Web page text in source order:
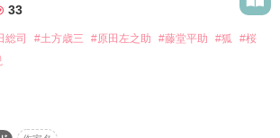
巻き込みながらわちゃわちゃする、
す。全三章。
ありつつ、最後はハッピーエンド。
はなかった！
33
総司 #土方歳三 #原田左之助 #藤堂平助 #狐
#桜
た。」